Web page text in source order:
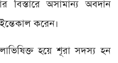
বিস্তারে অসামান্য অবদান
করেন।
হয়ে শূরা সদস্য হন